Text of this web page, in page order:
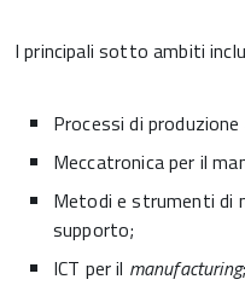
I principali sotto ambiti
Processi di
Meccatronica per il
Metodi e strumenti di
supporto;
ICT per il manufacturing;